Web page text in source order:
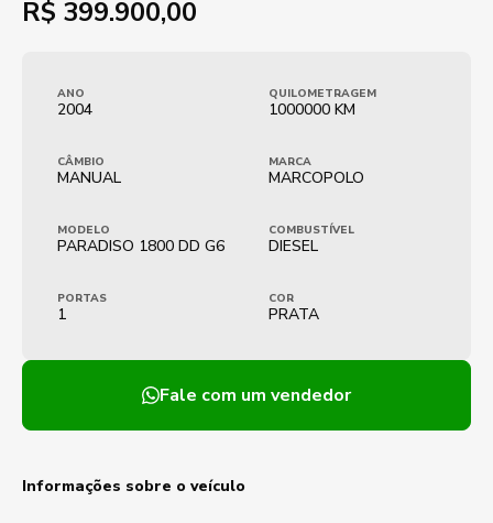
R$ 399.900,00
ANO
2004
QUILOMETRAGEM
1000000 KM
CÂMBIO
MANUAL
MARCA
MARCOPOLO
MODELO
PARADISO 1800 DD G6
COMBUSTÍVEL
DIESEL
PORTAS
1
COR
PRATA
Fale com um vendedor
Informações sobre o veículo